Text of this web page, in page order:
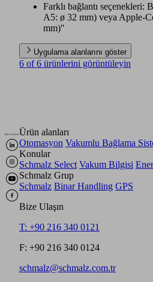
Farklı bağlantı seçenekleri:
A5: ø 32 mm) veya Apple-
mm)"
Uygulama alanlarını göster
6 of 6 ürünlerini görüntüleyin
Ürün alanları
Otomasyon Vakumlu Bağlama
Konular
Schmalz Select Vakum Bilgisi
Schmalz Grup
Schmalz Binar Handling GPS
Bize Ulaşın
T: +90 216 340 0121
F: +90 216 340 0124
schmalz@schmalz.com.tr